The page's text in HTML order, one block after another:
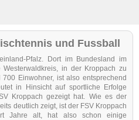
und Fussball
Pfalz. Dort im Bundesland im
in der Kroppach zu
Einwohner, ist also entsprechend
in Hinsicht auf sportliche Erfolge
Kroppach gezeigt hat. Wie es der
deutlich zeigt, ist der FSV Kroppach
Jahre alt, hat also schon einige